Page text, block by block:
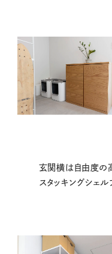
玄関横は自由度の
スタッキングシェ